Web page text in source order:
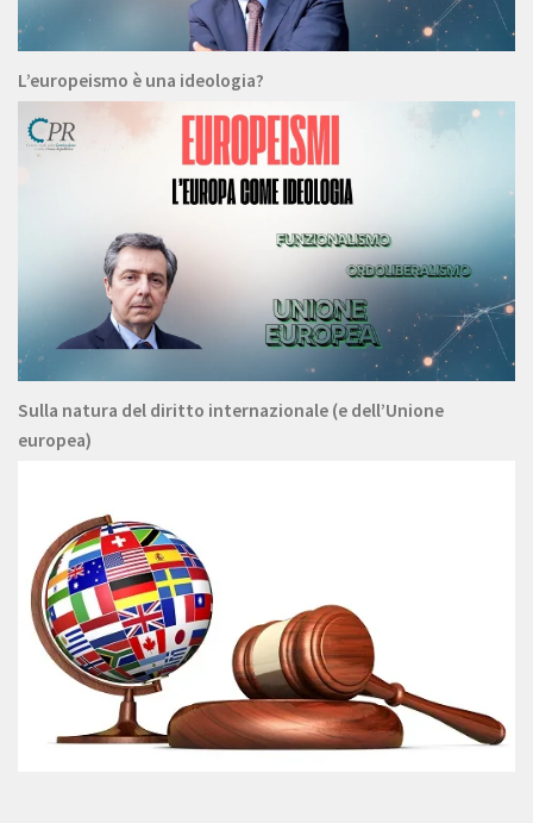
L’europeismo è una ideologia?
Sulla natura del diritto internazionale (e dell’Unione
europea)